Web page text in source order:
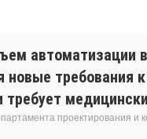
автоматизации
новые требования
требует
проектирования и